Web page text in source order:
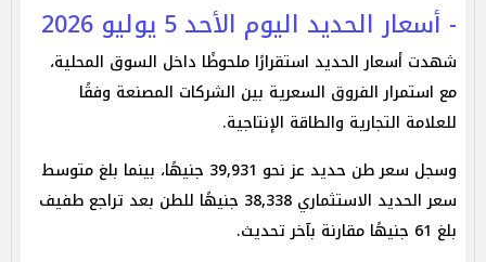
- أسعار الحديد اليوم الأحد 5 يوليو 2026
شهدت أسعار الحديد استقرارًا ملحوظًا داخل السوق المحلية،
مع استمرار الفروق السعرية بين الشركات المصنعة وفقًا
للعلامة التجارية والطاقة الإنتاجية.
وسجل سعر طن حديد عز نحو 39,931 جنيهًا، بينما بلغ متوسط
سعر الحديد الاستثماري 38,338 جنيهًا للطن بعد تراجع طفيف
بلغ 61 جنيهًا مقارنة بآخر تحديث.